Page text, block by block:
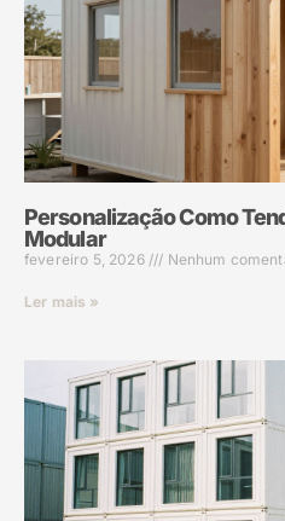
Personalização Como
Modular
fevereiro 5, 2026 Nenhum
Ler mais »